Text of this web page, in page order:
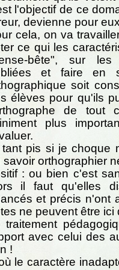
l'objectif de ce
devienne pour
cela, on va
ce qui les
bête", sur les
et faire en
soit
élèves pour qu'ils
de tout
plus
tant pis si je choque
savoir orthographier
: ou bien c'est
il faut qu'elles
et précis n'ont
ne peuvent être
traitement
avec celui des
!
le caractère